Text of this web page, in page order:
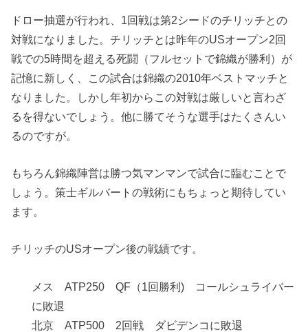
ドロー抽選が行われ、1回戦は第2シードのチリッチとの
対戦になりました。チリッチとは昨年のUSオープン2回
戦での5時間を超える死闘（フルセットで錦織が勝利）が
記憶に新しく、この試合は錦織の2010年ベストマッチと
なりました。しかし年初からこの対戦は厳しいと言わざ
るを得ないでしょう。他に勝てそうな選手はたくさんい
るのですが。
もちろん錦織陣営は勝つ気マンマンで試合に臨むことで
しょう。策士ギルバートの戦術にもちょっと期待してい
ます。
チリッチのUSオープン後の戦績です。
メス ATP250 QF（1回勝利) コールシュライバー
に敗退
北京 ATP500 2回戦 ダビデンコに敗退